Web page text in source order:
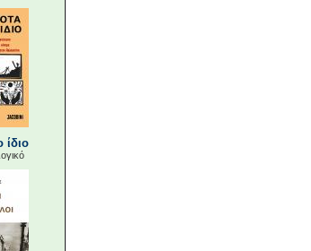
ίδιο